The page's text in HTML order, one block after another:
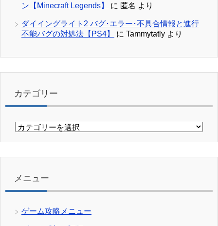
ン【Minecraft Legends】
に 匿名 より
ダイイングライト2 バグ･エラー･不具合情報と進行
不能バグの対処法【PS4】
に Tammytatly より
カテゴリー
カ
リ
メニュー
ゲーム攻略メニュー